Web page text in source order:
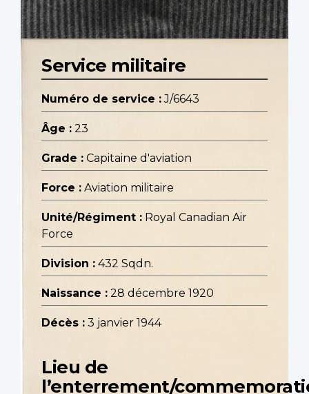
Service militaire
Numéro de service : J/6643
Âge : 23
Grade : Capitaine d'aviation
Force : Aviation militaire
Unité/Régiment : Royal Canadian Air
Force
Division : 432 Sqdn.
Naissance : 28 décembre 1920
Décès : 3 janvier 1944
Lieu de
l’enterrement/